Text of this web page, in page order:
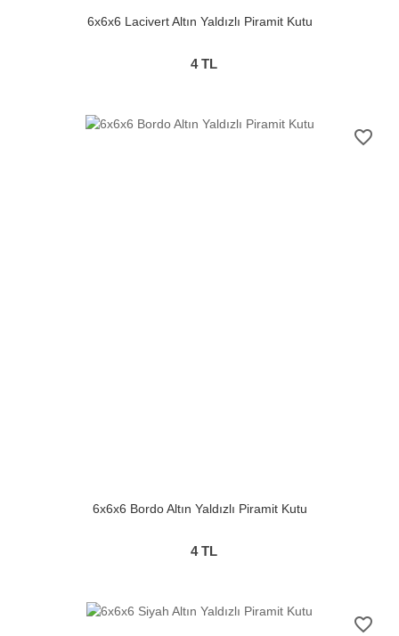
6x6x6 Lacivert Altın Yaldızlı Piramit Kutu
4TL
favorite_border
6x6x6 Bordo Altın Yaldızlı Piramit Kutu
4TL
favorite_border